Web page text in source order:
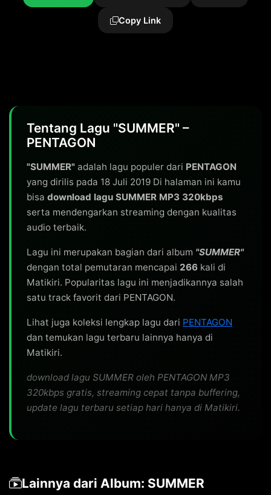
Copy Link
Tentang Lagu "SUMMER" –
PENTAGON
"SUMMER" adalah lagu populer dari PENTAGON
yang dirilis pada 18 Juli 2019 Di halaman ini kamu
bisa download lagu SUMMER MP3 320kbps
serta mendengarkan streaming dengan kualitas
audio terbaik.
Lagu ini merupakan bagian dari album "SUMMER"
dengan total pemutaran mencapai 266 kali di
Matikiri. Popularitas lagu ini menjadikannya salah
satu track favorit dari PENTAGON.
Lihat juga koleksi lengkap lagu dari PENTAGON
dan temukan lagu terbaru lainnya hanya di
Matikiri.
download lagu SUMMER oleh PENTAGON MP3
320kbps gratis, streaming cepat tanpa buffering,
update lagu terbaru setiap hari hanya di Matikiri.
Lainnya dari Album: SUMMER